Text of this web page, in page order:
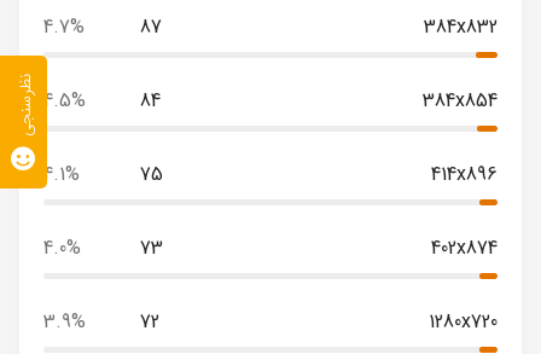
384x832
87
4.7%
384x854
84
4.5%
414x896
75
4.1%
402x874
73
4.0%
1280x720
72
3.9%
نظرسنجی